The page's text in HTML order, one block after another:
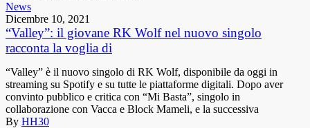
News
Dicembre 10, 2021
“Valley”: il giovane RK Wolf nel nuovo singolo
racconta la voglia di
“Valley” è il nuovo singolo di RK Wolf, disponibile da oggi in
streaming su Spotify e su tutte le piattaforme digitali. Dopo aver
convinto pubblico e critica con “Mi Basta”, singolo in
collaborazione con Vacca e Block Mameli, e la successiva
By HH30